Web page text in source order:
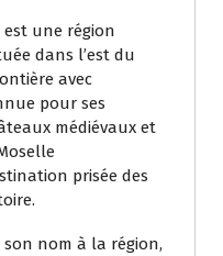
une région
dans l’est du
avec
pour ses
médiévaux et
prisée des
nom à la région,